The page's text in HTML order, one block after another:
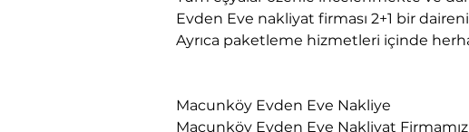
Evden Eve nakliyat firması 2+1 bir
Ayrıca paketleme hizmetleri içinde
Macunköy Evden Eve Nakliye
Macunköy Evden Eve Nakliyat